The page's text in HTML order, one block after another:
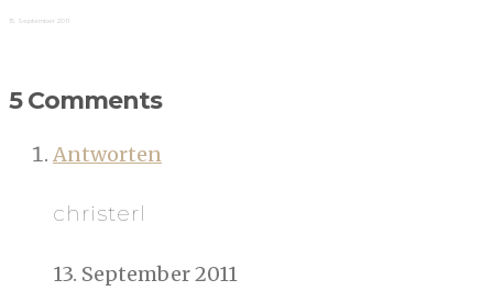
15. September 2011
5 Comments
Antworten
christerl
13. September 2011